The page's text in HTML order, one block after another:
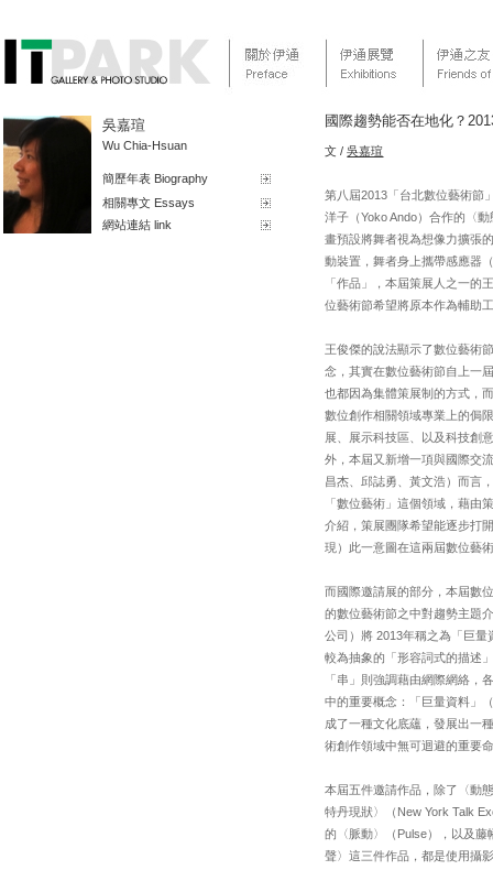
吳嘉瑄
Wu Chia-Hsuan
簡歷年表 Biography
相關專文 Essays
網站連結 link
國際趨勢能否在地化？
文 /吳嘉瑄
第八屆2013「台北數位藝術節
洋子（Yoko Ando）合作的〈
畫預設將舞者視為想像力擴張
動裝置，舞者身上攜帶感應器
「作品」，本屆策展人之一的
位藝術節希望將原本作為輔助
王俊傑的說法顯示了數位藝術
念，其實在數位藝術節自上一
也都因為集體策展制的方式，
數位創作相關領域專業上的侷
展、展示科技區、以及科技創
外，本屆又新增一項與國際交
昌杰、邱誌勇、黃文浩）而言
「數位藝術」這個領域，藉由
介紹，策展團隊希望能逐步打
現）此一意圖在這兩屆數位藝
而國際邀請展的部分，本屆數
的數位藝術節之中對趨勢主題
公司）將 2013年稱之為「巨
較為抽象的「形容詞式的描述
「串」則強調藉由網際網絡，
中的重要概念：「巨量資料」
成了一種文化底蘊，發展出一
術創作領域中無可迴避的重要
本屆五件邀請作品，除了〈動
特丹現狀〉（New York Talk
的〈脈動〉（Pulse），以及
聲〉這三件作品，都是使用攝